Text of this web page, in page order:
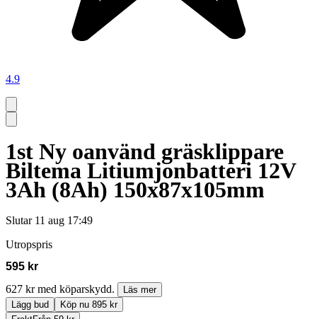
4.9
1st Ny oanvänd gräsklippare
Biltema Litiumjonbatteri 12V
3Ah (8Ah) 150x87x105mm
Slutar 11 aug 17:49
Utropspris
595 kr
627 kr med köparskydd.
Läs mer
Lägg bud
Köp nu 895 kr